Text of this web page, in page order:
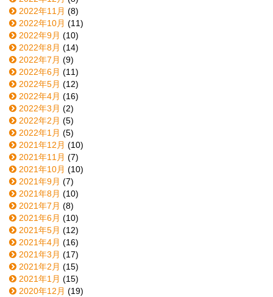
2022年11月 (8)
2022年10月 (11)
2022年9月 (10)
2022年8月 (14)
2022年7月 (9)
2022年6月 (11)
2022年5月 (12)
2022年4月 (16)
2022年3月 (2)
2022年2月 (5)
2022年1月 (5)
2021年12月 (10)
2021年11月 (7)
2021年10月 (10)
2021年9月 (7)
2021年8月 (10)
2021年7月 (8)
2021年6月 (10)
2021年5月 (12)
2021年4月 (16)
2021年3月 (17)
2021年2月 (15)
2021年1月 (15)
2020年12月 (19)